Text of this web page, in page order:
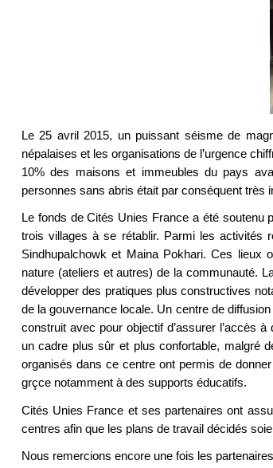
Le 25 avril 2015, un puissant séisme de
népalaises et les organisations de l’urgence
10% des maisons et immeubles du pays
personnes sans abris était par conséquent très
Le fonds de Cités Unies France a été
trois villages à se rétablir. Parmi les activités
Sindhupalchowk et Maina Pokhari. Ces lieux
nature (ateliers et autres) de la communauté.
développer des pratiques plus constructives
de la gouvernance locale. Un centre de
construit avec pour objectif d’assurer l’accès
un cadre plus sûr et plus confortable, malgré
organisés dans ce centre ont permis de
grçce notamment à des supports éducatifs.
Cités Unies France et ses partenaires ont
centres afin que les plans de travail décidés
Nous remercions encore une fois les